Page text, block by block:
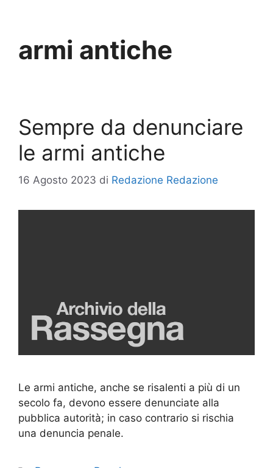
armi antiche
Sempre da denunciare
le armi antiche
16 Agosto 2023 di Redazione Redazione
Le armi antiche, anche se risalenti a più di un
secolo fa, devono essere denunciate alla
pubblica autorità; in caso contrario si rischia
una denuncia penale.